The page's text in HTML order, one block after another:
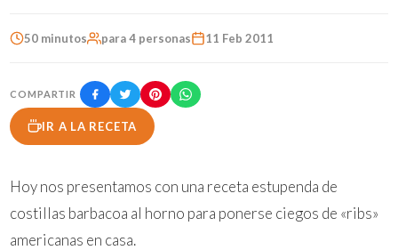
50 minutos para 4 personas 11 Feb 2011
COMPARTIR
IR A LA RECETA
Hoy nos presentamos con una receta estupenda de
costillas barbacoa al horno para ponerse ciegos de «ribs»
americanas en casa.